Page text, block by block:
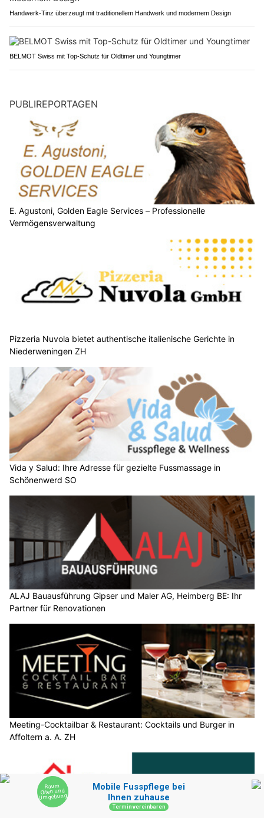
Handwerk-Tinz überzeugt mit traditionellem Handwerk und modernem Design
BELMOT Swiss mit Top-Schutz für Oldtimer und Youngtimer
PUBLIREPORTAGEN
E. Agustoni, Golden Eagle Services – Professionelle
Vermögensverwaltung
Pizzeria Nuvola bietet authentische italienische Gerichte in
Niederweningen ZH
Vida y Salud: Ihre Adresse für gezielte Fussmassage in
Schönenwerd SO
ALAJ Bauausführung Gipser und Maler AG, Heimberg BE: Ihr
Partner für Renovationen
Meeting-Cocktailbar & Restaurant: Cocktails und Burger in
Affoltern a. A. ZH